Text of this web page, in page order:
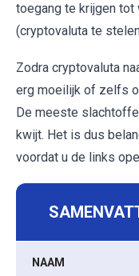
toegang te krijgen
(cryptovaluta te
Zodra cryptovaluta
erg moeilijk of zelfs
De meeste
kwijt. Het is dus
voordat u de links
NAAM